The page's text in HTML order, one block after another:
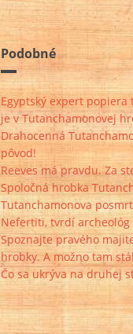
Podobné
Egyptský expert
je v Tutanchamonovej
Drahocenná
pôvod!
Reeves má pravdu. Za
Spoločná hrobka
Tutanchamonova
Nefertiti, tvrdí archeológ
Spoznajte pravého
hrobky. A možno tam
Čo sa ukrýva na druhej